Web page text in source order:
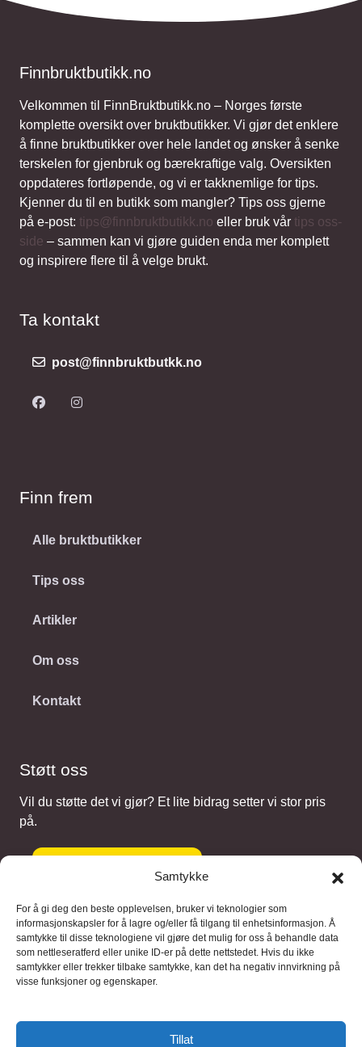
Samtykke
For å gi deg den beste opplevelsen, bruker vi teknologier som
informasjonskapsler for å lagre og/eller få tilgang til enhetsinformasjon. Å
samtykke til disse teknologiene vil gjøre det mulig for oss å behandle data
som nettleseratferd eller unike ID-er på dette nettstedet. Hvis du ikke
samtykker eller trekker tilbake samtykke, kan det ha negativ innvirkning på
visse funksjoner og egenskaper.
Tillat
Finnbruktbutikk.no
Velkommen til FinnBruktbutikk.no – Norges første
komplette oversikt over bruktbutikker. Vi gjør det enklere
å finne bruktbutikker over hele landet og ønsker å senke
terskelen for gjenbruk og bærekraftige valg. Oversikten
oppdateres fortløpende, og vi er takknemlige for tips.
Kjenner du til en butikk som mangler? Tips oss gjerne
på e-post: tips@finnbruktbutikk.no eller bruk vår tips oss-
side – sammen kan vi gjøre guiden enda mer komplett
og inspirere flere til å velge brukt.
Ta kontakt
post@finnbruktbutkk.no
Finn frem
Alle bruktbutikker
Tips oss
Artikler
Om oss
Kontakt
Støtt oss
Vil du støtte det vi gjør? Et lite bidrag setter vi stor pris
på.
Gi et bidrag
Samarbeidspartnere
Blaaregn – digitale tjenester